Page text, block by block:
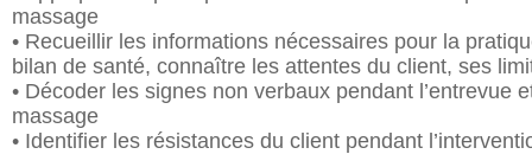
massage
• Recueillir les informations nécessaires pour la
bilan de santé, connaître les attentes du client, ses
• Décoder les signes non verbaux pendant l’entrevue
massage
• Identifier les résistances du client pendant